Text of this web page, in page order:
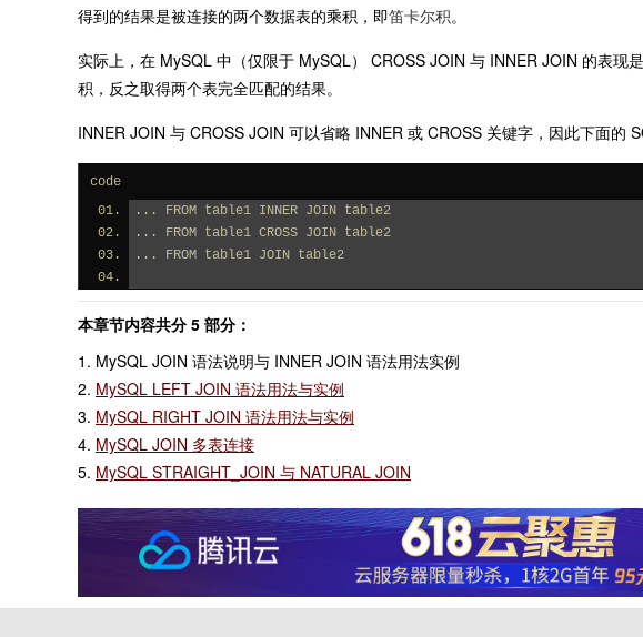
得到的结果是被连接的两个数据表的乘积，即笛卡尔积。
实际上，在 MySQL 中（仅限于 MySQL） CROSS JOIN 与 INNER JOIN 的表现
积，反之取得两个表完全匹配的结果。
INNER JOIN 与 CROSS JOIN 可以省略 INNER 或 CROSS 关键字，因此下面的
code
... FROM table1 INNER JOIN table2
... FROM table1 CROSS JOIN table2
... FROM table1 JOIN table2
本章节内容共分 5 部分：
1. MySQL JOIN 语法说明与 INNER JOIN 语法用法实例
2. MySQL LEFT JOIN 语法用法与实例
3. MySQL RIGHT JOIN 语法用法与实例
4. MySQL JOIN 多表连接
5. MySQL STRAIGHT_JOIN 与 NATURAL JOIN